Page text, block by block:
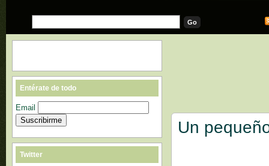
Un
Entérate de todo
Email
Twitter